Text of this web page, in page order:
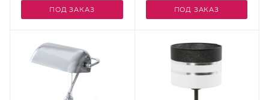
ПОД ЗАКАЗ ПОД ЗАКАЗ